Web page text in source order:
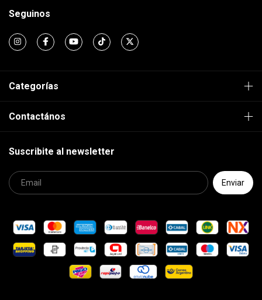
Seguinos
Categorías
Contactános
Suscribite al newsletter